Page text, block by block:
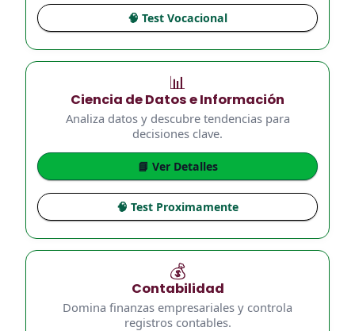
🧠 Test Vocacional
📊
Ciencia de Datos e Información
Analiza datos y descubre tendencias para
decisiones clave.
📘 Ver Detalles
🧠 Test Proximamente
💰
Contabilidad
Domina finanzas empresariales y controla
registros contables.